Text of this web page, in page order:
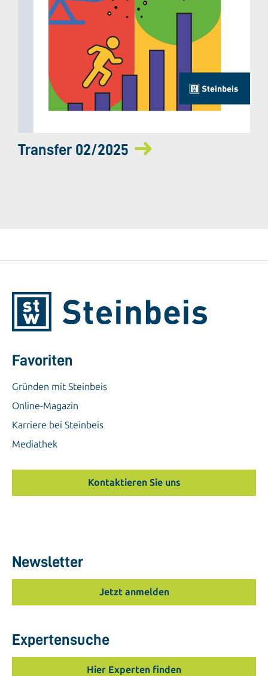
Transfer 02/2025
Favoriten
Gründen mit Steinbeis
Online-Magazin
Karriere bei Steinbeis
Mediathek
Kontaktieren Sie uns
Newsletter
Jetzt anmelden
Expertensuche
Hier Experten finden